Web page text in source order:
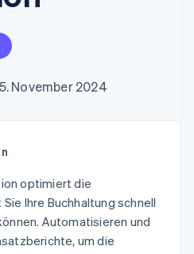
Data Pipeline
Reisen und
auf
um
So
und
mit Agenten
November 2024
optimiert die
Ihre Buchhaltung schnell
Automatisieren und
um die